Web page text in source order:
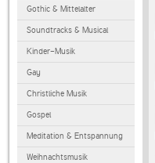
Gothic & Mittelalter
Soundtracks & Musical
Kinder-Musik
Gay
Christliche Musik
Gospel
Meditation & Entspannung
Weihnachtsmusik